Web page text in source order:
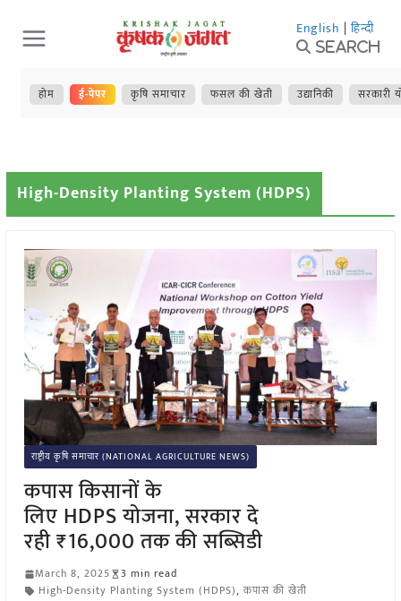
Skip
to
content
English | हिन्दी
Search
होम ई-पेपर कृषि समाचार फसल की खेती उद्यानिकी सरकारी
High-Density Planting System (HDPS)
राष्ट्रीय कृषि समाचार (NATIONAL AGRICULTURE NEWS)
कपास किसानों के
लिए HDPS योजना, सरकार दे
रही ₹16,000 तक की सब्सिडी
March 8, 2025
3 min read
High-Density Planting System (HDPS), कपास की खेती